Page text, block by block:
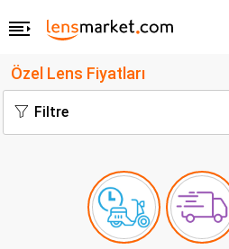
Özel Lens Fiyatları
Filtre